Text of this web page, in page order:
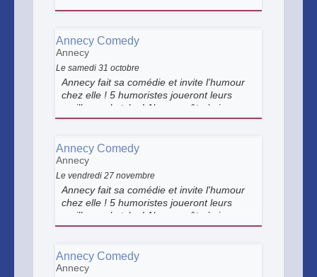
bon coup ?
Annecy Comedy
Annecy
Le samedi 31 octobre
Annecy fait sa comédie et invite l'humour
chez elle ! 5 humoristes joueront leurs
meilleurs sketchs ! Alors... prêts à rire un
bon coup ?
Annecy Comedy
Annecy
Le vendredi 27 novembre
Annecy fait sa comédie et invite l'humour
chez elle ! 5 humoristes joueront leurs
meilleurs sketchs ! Alors... prêts à rire un
bon coup ?
Annecy Comedy
Annecy